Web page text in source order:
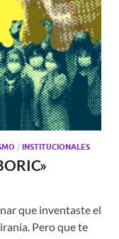
/ INSTITUCIONALES
que inventaste el
Pero que te